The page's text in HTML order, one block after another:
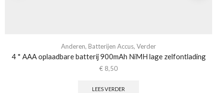
Anderen, Batterijen Accus, Verder
4 * AAA oplaadbare batterij 900mAh NiMH lage zelfontlading
€ 8,50
LEES VERDER